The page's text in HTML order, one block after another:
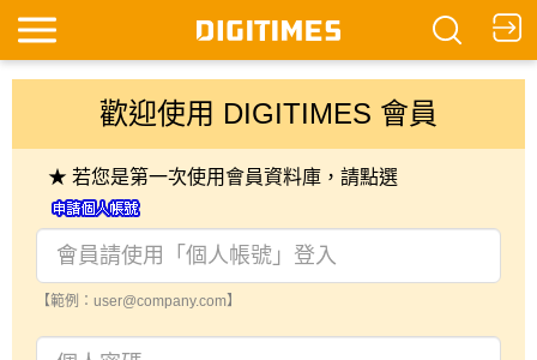
歡迎使用 DIGITIMES 會員
★ 若您是第一次使用會員資料庫，請點選
【範例：user@company.com】